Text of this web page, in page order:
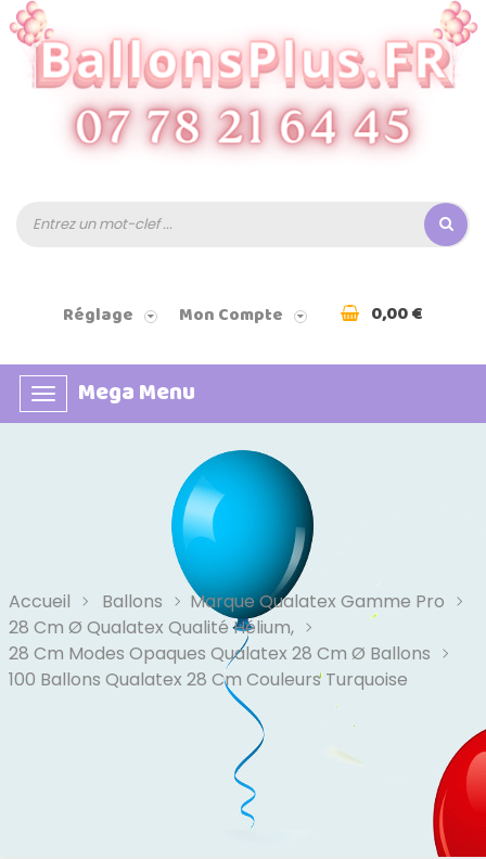
Réglage Mon Compte 0,00 €
Basculer
la
Mega Menu
Accueil Ballons
Marque Qualatex Gamme Pro
28 Cm Ø Qualatex Qualité Hélium,
28 Cm Modes Opaques Qualatex 28 Cm Ø Ballons
100 Ballons Qualatex 28 Cm Couleurs Turquoise